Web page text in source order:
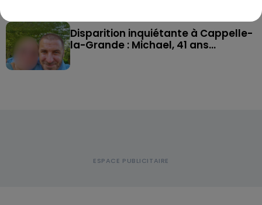
Disparition inquiétante à Cappelle-
la-Grande : Michael, 41 ans...